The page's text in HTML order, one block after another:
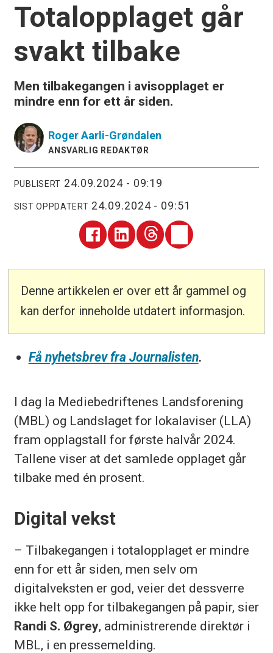
Totalopplaget går
svakt tilbake
Men tilbakegangen i avisopplaget er
mindre enn for ett år siden.
RogerAarli-Grøndalen
ANSVARLIG REDAKTØR
PUBLISERT 24.09.2024 - 09:19
SIST OPPDATERT 24.09.2024 - 09:51
Denne artikkelen er over ett år gammel og
kan derfor inneholde utdatert informasjon.
Få nyhetsbrev fra Journalisten.
I dag la Mediebedriftenes Landsforening
(MBL) og Landslaget for lokalaviser (LLA)
fram opplagstall for første halvår 2024.
Tallene viser at det samlede opplaget går
tilbake med én prosent.
Digital vekst
– Tilbakegangen i totalopplaget er mindre
enn for ett år siden, men selv om
digitalveksten er god, veier det dessverre
ikke helt opp for tilbakegangen på papir, sier
Randi S. Øgrey, administrerende direktør i
MBL, i en pressemelding.